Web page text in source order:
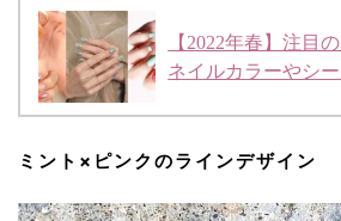
【2022年春】注目
ネイルカラーやシ
ミント×ピンクのラインデザイン